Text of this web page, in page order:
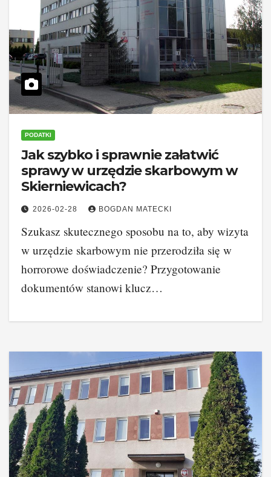
PODATKI
Jak szybko i sprawnie załatwić
sprawy w urzędzie skarbowym w
Skierniewicach?
2026-02-28 BOGDAN MATECKI
Szukasz skutecznego sposobu na to, aby wizyta
w urzędzie skarbowym nie przerodziła się w
horrorowe doświadczenie? Przygotowanie
dokumentów stanowi klucz…